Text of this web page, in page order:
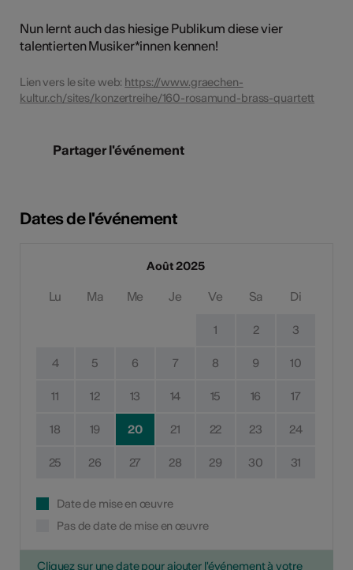
Nun lernt auch das hiesige Publikum diese vier
talentierten Musiker*innen kennen!
Lien vers le site web: https://www.graechen-
kultur.ch/sites/konzertreihe/160-rosamund-brass-quartett
Partager l'événement
Dates de l'événement
Août 2025
Lu Ma Me Je Ve Sa Di
1 2 3
4 5 6 7 8 9 10
11 12 13 14 15 16 17
18 19 20 21 22 23 24
25 26 27 28 29 30 31
Date de mise en œuvre
Pas de date de mise en œuvre
Cliquez sur une date pour ajouter l'événement à votre